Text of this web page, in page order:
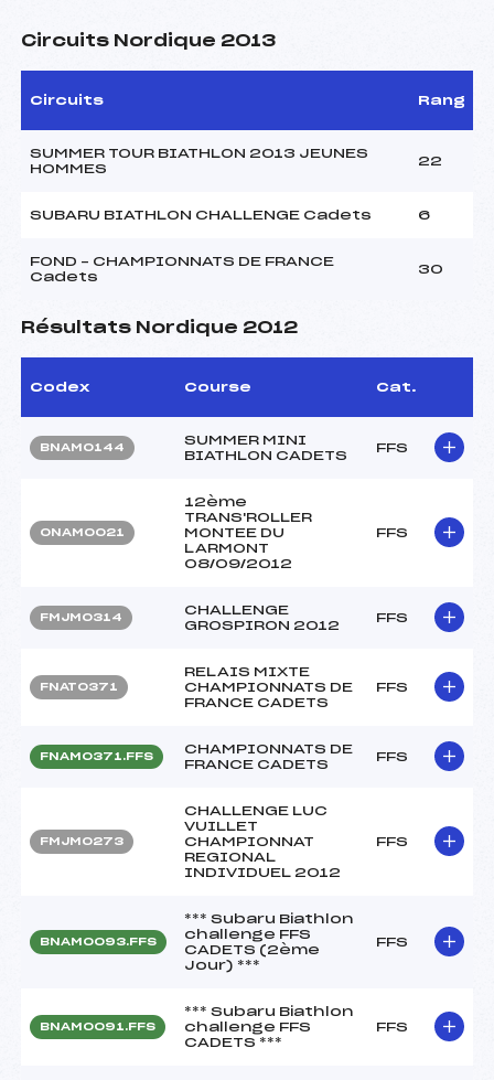
Circuits Nordique 2013
Circuits Rang
SUMMER TOUR BIATHLON 2013 JEUNES
HOMMES
22
SUBARU BIATHLON CHALLENGE Cadets 6
FOND – CHAMPIONNATS DE FRANCE
Cadets
30
Résultats Nordique 2012
Codex Course Cat.
BNAM0144
SUMMER MINI
BIATHLON CADETS
FFS
ONAM0021
12ème
TRANS'ROLLER
MONTEE DU
LARMONT
08/09/2012
FFS
FMJM0314
CHALLENGE
GROSPIRON 2012
FFS
FNAT0371
RELAIS MIXTE
CHAMPIONNATS DE
FRANCE CADETS
FFS
FNAM0371.FFS
CHAMPIONNATS DE
FRANCE CADETS
FFS
FMJM0273
CHALLENGE LUC
VUILLET
CHAMPIONNAT
REGIONAL
INDIVIDUEL 2012
FFS
BNAM0093.FFS
*** Subaru Biathlon
challenge FFS
CADETS (2ème
Jour) ***
FFS
BNAM0091.FFS
*** Subaru Biathlon
challenge FFS
CADETS ***
FFS